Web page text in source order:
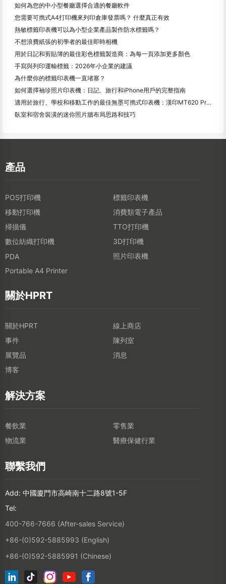
如何為您的中小型餐廳選擇合適的餐廳軟件
您需要可擕式A4打印機來列印倉庫發票嗎？ 什麼真正有效
熱敏標籤印表機可以為小型企業產品製作防水標籤嗎？
不想浪費紙張的初學者的最佳即時相機
用於日記和剪貼簿的最佳彩色標籤製造商：為每一頁添加更多顏色
手寫與列印運輸標籤：2026年小企業的建議
為什麼你的標籤印表機一直堵塞？
如何選擇袖珍照片印表機：日記、旅行和iPhone用戶的完整指南
適用於旅行、學校和移動工作的最佳無墨可擕式印表機：漢印MT620 Pro評測
臥室和宿舍裝潢的迷你照片牆布局思路和技巧
產品
POS打印機
標籤印表機
移動打印機
消費類電子產品
掃描儀
TTO打印機
數位紡織打印機
3D打印機
PDA
照片印表機
Portable A4 Printer
關於HPRT
關於HPRT
線上商店
事件
陳列室
展覽品
消息
博客
解決方案
餐飲業
零售業
物流業
醫療保健行業
聯繫我們
Add: 中國廈門市高崎南十二路8號1-5F
Tel:
400-766-7666 (After-sales Service)
+86-(0)592-5885993 (English)
+86-(0)592-5885991 (Chinese)